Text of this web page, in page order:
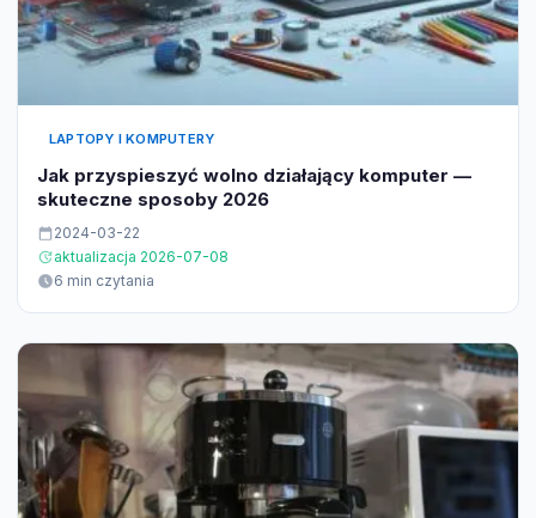
LAPTOPY I KOMPUTERY
Jak przyspieszyć wolno działający komputer —
skuteczne sposoby 2026
2024-03-22
aktualizacja 2026-07-08
6 min czytania